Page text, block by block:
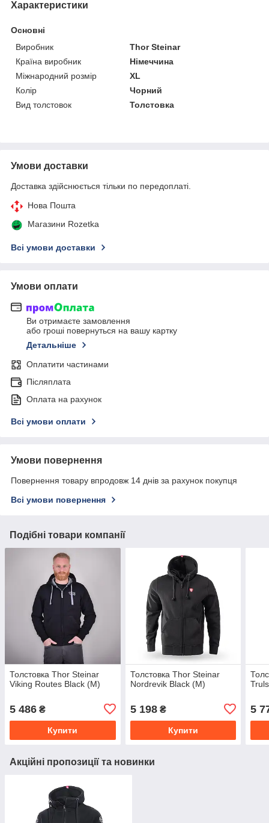
Характеристики
Основні
Виробник
Thor Steinar
Країна виробник
Німеччина
Міжнародний розмір
XL
Колір
Чорний
Вид толстовок
Толстовка
Умови доставки
Доставка здійснюється тільки по передоплаті.
Нова Пошта
Магазини Rozetka
Всі умови доставки
Умови оплати
Ви отримаєте замовлення
або гроші повернуться на вашу картку
Детальніше
Оплатити частинами
Післяплата
Оплата на рахунок
Всі умови оплати
Умови повернення
Повернення товару впродовж 14 днів за рахунок покупця
Всі умови повернення
Подібні товари компанії
Толстовка Thor Steinar
Viking Routes Black (M)
5 486 ₴
Купити
Толстовка Thor Steinar
Nordrevik Black (M)
5 198₴
Купити
5
Акційні пропозиції та новинки